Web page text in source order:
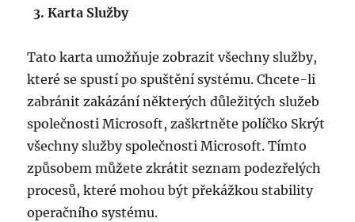
3. Karta Služby
Tato karta umožňuje zobrazit všechny služby,
které se spustí po spuštění systému. Chcete-li
zabránit zakázání některých důležitých služeb
společnosti Microsoft, zaškrtněte políčko Skrýt
všechny služby společnosti Microsoft. Tímto
způsobem můžete zkrátit seznam podezřelých
procesů, které mohou být překážkou stability
operačního systému.